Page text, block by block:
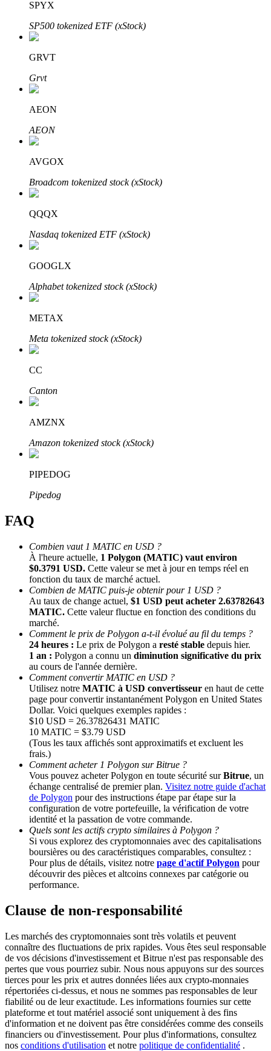
Apprenez le Staking
Découvrez comment gagner un revenu passif
Bitrue
AI
Partenaires Bitrue
Parrainage
Invitez un ami pour recevoir des récompenses en espèces
BTC Welcome Rewards
BTC Welcome Rewards
Deposit & Trade BTC to Share 25000 USDT prize pool!
Deposit CASHCAT & Win
Share 500000 CASHCAT prize pool
Exclusive for BitMart Users
Register & Trade to Win 500,000 USDT
SPYX
SP500 tokenized ETF (xStock)
GRVT
Grvt
AEON
AEON
AVGOX
Broadcom tokenized stock (xStock)
QQQX
Nasdaq tokenized ETF (xStock)
GOOGLX
Alphabet tokenized stock (xStock)
METAX
Meta tokenized stock (xStock)
CC
Canton
AMZNX
Amazon tokenized stock (xStock)
PIPEDOG
Pipedog
FAQ
Combien vaut 1 MATIC en USD ?
À l'heure actuelle, 1 Polygon (MATIC) vaut environ
$0.3791 USD. Cette valeur se met à jour en temps réel en
fonction du taux de marché actuel.
Combien de MATIC puis-je obtenir pour 1 USD ?
Au taux de change actuel, $1 USD peut acheter 2.63782643
MATIC. Cette valeur fluctue en fonction des conditions du
marché.
Comment le prix de Polygon a-t-il évolué au fil du temps ?
24 heures : Le prix de Polygon a resté stable depuis hier.
1 an : Polygon a connu un diminution significative du prix
au cours de l'année dernière.
Comment convertir MATIC en USD ?
Utilisez notre MATIC à USD convertisseur en haut de cette
page pour convertir instantanément Polygon en United States
Dollar. Voici quelques exemples rapides :
$10 USD = 26.37826431 MATIC
10 MATIC = $3.79 USD
(Tous les taux affichés sont approximatifs et excluent les
frais.)
Comment acheter 1 Polygon sur Bitrue ?
Vous pouvez acheter Polygon en toute sécurité surBitrue, un
échange centralisé de premier plan. Visitez notre guide d'achat
de Polygon pour des instructions étape par étape sur la
configuration de votre portefeuille, la vérification de votre
identité et la passation de votre commande.
Quels sont les actifs crypto similaires à Polygon ?
Si vous explorez des cryptomonnaies avec des capitalisations
boursières ou des caractéristiques comparables, consultez :
Pour plus de détails, visitez notre page d'actif Polygon pour
découvrir des pièces et altcoins connexes par catégorie ou
performance.
Clause de non-responsabilité
Les marchés des cryptomonnaies sont très volatils et peuvent
connaître des fluctuations de prix rapides. Vous êtes seul responsable
de vos décisions d'investissement et Bitrue n'est pas responsable des
pertes que vous pourriez subir. Nous nous appuyons sur des sources
tierces pour les prix et autres données liées aux crypto-monnaies
répertoriées ci-dessus, et nous ne sommes pas responsables de leur
fiabilité ou de leur exactitude. Les informations fournies sur cette
plateforme et tout matériel associé sont uniquement à des fins
d'information et ne doivent pas être considérées comme des conseils
financiers ou d'investissement. Pour plus d'informations, consultez
nos conditions d'utilisation et notre politique de confidentialité .